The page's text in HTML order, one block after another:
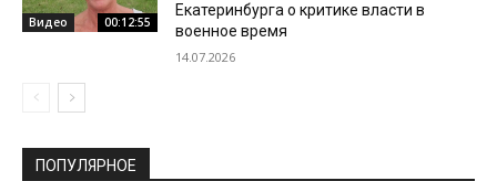
Видео 00:12:55
Екатеринбурга о критике власти в
военное время
14.07.2026
ПОПУЛЯРНОЕ